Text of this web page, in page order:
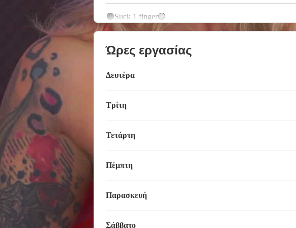
🟣Suck 1 finger🟣
Ώρες εργασίας
Δευτέρα
Τρίτη
Τετάρτη
Πέμπτη
Παρασκευή
Σάββατο